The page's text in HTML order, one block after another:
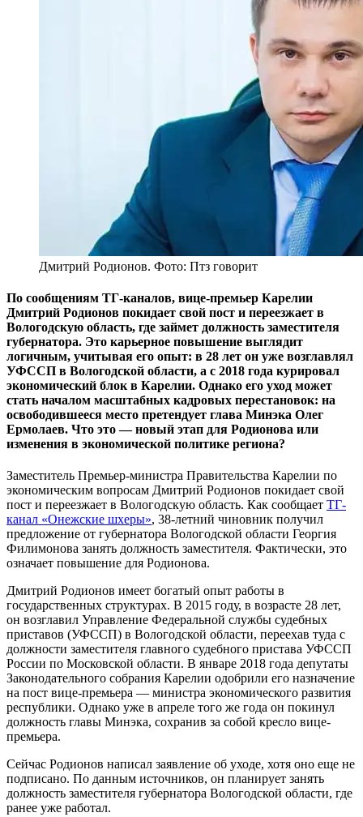
Дмитрий Родионов. Фото: Птз говорит
По сообщениям ТГ-каналов, вице-премьер Карелии
Дмитрий Родионов покидает свой пост и переезжает в
Вологодскую область, где займет должность заместителя
губернатора. Это карьерное повышение выглядит
логичным, учитывая его опыт: в 28 лет он уже возглавлял
УФССП в Вологодской области, а с 2018 года курировал
экономический блок в Карелии. Однако его уход может
стать началом масштабных кадровых перестановок: на
освободившееся место претендует глава Минэка Олег
Ермолаев. Что это — новый этап для Родионова или
изменения в экономической политике региона?
Заместитель Премьер-министра Правительства Карелии по
экономическим вопросам Дмитрий Родионов покидает свой
пост и переезжает в Вологодскую область. Как сообщает ТГ-
канал «Онежские шхеры», 38-летний чиновник получил
предложение от губернатора Вологодской области Георгия
Филимонова занять должность заместителя. Фактически, это
означает повышение для Родионова.
Дмитрий Родионов имеет богатый опыт работы в
государственных структурах. В 2015 году, в возрасте 28 лет,
он возглавил Управление Федеральной службы судебных
приставов (УФССП) в Вологодской области, переехав туда с
должности заместителя главного судебного пристава УФССП
России по Московской области. В январе 2018 года депутаты
Законодательного собрания Карелии одобрили его назначение
на пост вице-премьера — министра экономического развития
республики. Однако уже в апреле того же года он покинул
должность главы Минэка, сохранив за собой кресло вице-
премьера.
Сейчас Родионов написал заявление об уходе, хотя оно еще не
подписано. По данным источников, он планирует занять
должность заместителя губернатора Вологодской области, где
ранее уже работал.